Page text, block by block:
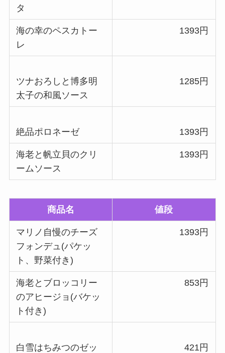
タ
海の幸のペスカトー
レ
1393円
ツナおろしと博多明
太子の和風ソース
1285円
絶品ポロネーゼ 1393円
海老と帆立貝のクリ
ームソース
1393円
商品名 値段
マリノ自慢のチーズ
フォンデュ (パケッ
ト、野菜付き)
1393円
海老とブロッコリー
のアヒージョ(バケッ
ト付き)
853円
白雪はちみつのゼッ
421円